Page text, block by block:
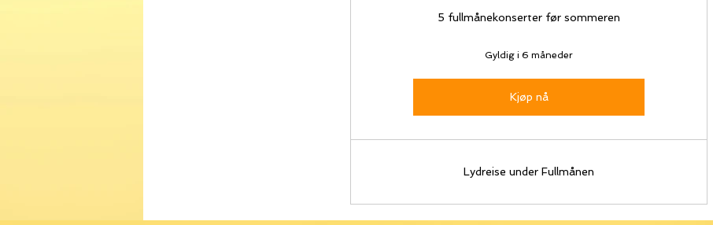
5 fullmånekonserter før sommeren
Gyldig i 6 måneder
Kjøp nå
Lydreise under Fullmånen